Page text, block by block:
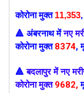
कोरोना मुक्त11,353,
🔺 अंबरनाथ मेंनए
कोरोना मुक्त8374,
🔺 बदलापुर में नए
कोरोना मुक्त9682,